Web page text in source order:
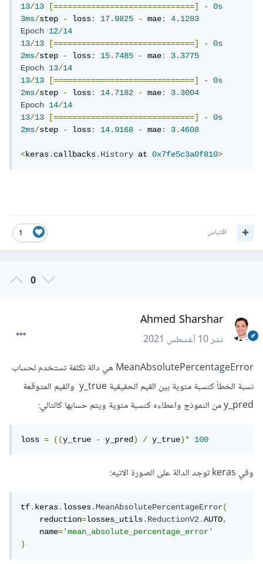
13/13 [==============================] -
0s
3ms/step - loss: 17.9825 - mae:
4.1283
Epoch
12/14
13/13 [==============================] -
0s
2ms/step - loss: 15.7485 - mae:
3.3775
Epoch
13/14
13/13 [==============================] -
0s
2ms/step - loss: 14.7182 - mae:
3.3004
Epoch
14/14
13/13 [==============================] -
0s
2ms/step - loss: 14.9168 - mae: 3.4608
<keras.callbacks.History at 0x7fe5c3a0f810>
1 اقتباس
0
Ahmed Sharshar
نشر10 أغسطس 2021
MeanAbsolutePercentageError هي دالة تكلفة تستخدم لحساب
نسبة الخطأ كنسبة مئوية بين القيم الحقيقية y_true والقيم المتوقعة
y_pred من النموذج واعطاءه كنسبة مئوية ويتم حسابها كالتالي:
loss = ((y_true - y_pred) / y_true)* 100
وفي keras توجد الدالة على الصورة الاتيه:
tf.keras.losses.MeanAbsolutePercentageError(
    reduction
=losses_utils.ReductionV2.AUTO,
    name
='mean_absolute_percentage_error'
)